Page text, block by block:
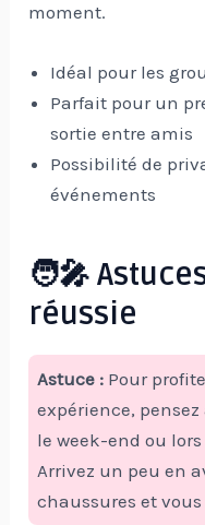
moment.
Idéal pour les
Parfait pour un
sortie entre amis
Possibilité de
événements
🧑‍🎤
réussie
Astuce : Pour
expérience,
le week-end ou
Arrivez un peu en
chaussures et